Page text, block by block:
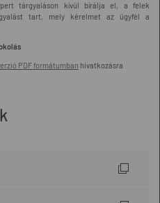
tárgyaláson kívül bírálja el, a felek
tart, mely kérelmet az ügyfél a
PDF formátumban hivatkozásra